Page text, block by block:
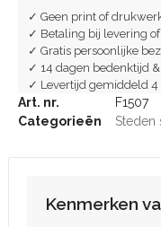
✓ Geen print of
✓ Betaling bij levering
✓ Gratis persoonlijke
✓ 14 dagen bedenktijd
✓ Levertijd gemiddeld 4
Art. nr.
F1507
Categorieën
Steden
Kenmerken